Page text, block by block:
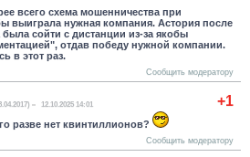
всего схема мошенничества при
выиграла нужная компания. Астория после
сойти с дистанции из-за якобы
отдав победу нужной компании.
в этот раз.
Сообщить модератору
+1
12.10.2025 14:01
разве нет квинтиллионов?
Сообщить модератору